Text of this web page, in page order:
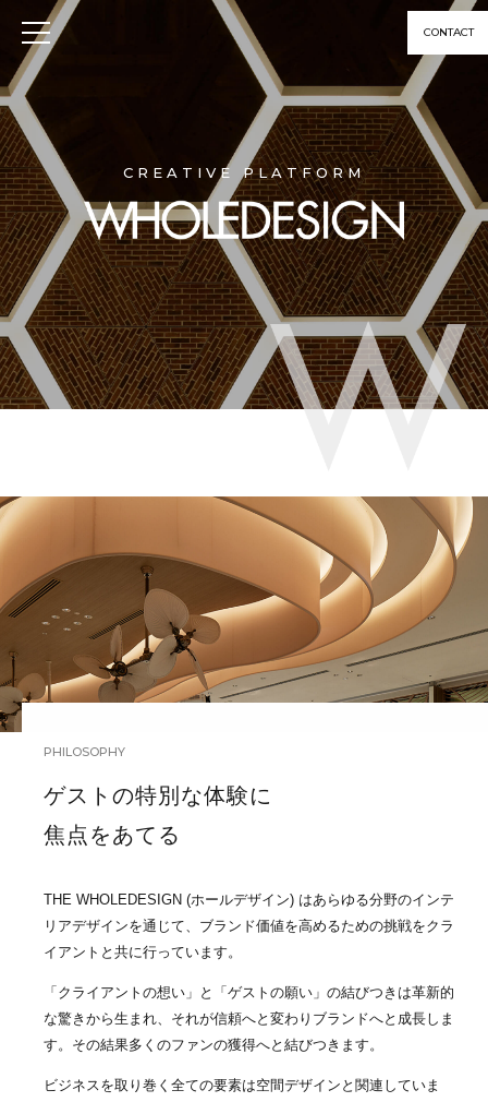
CONTACT
CREATIVE PLATFORM
PHILOSOPHY
ゲストの特別な体験に
焦点をあてる
THE WHOLEDESIGN (ホールデザイン) はあらゆる分野のインテ
リアデザインを通じて、ブランド価値を高めるための挑戦をクラ
イアントと共に行っています。
「クライアントの想い」と「ゲストの願い」の結びつきは革新的
な驚きから生まれ、それが信頼へと変わりブランドへと成長しま
す。その結果多くのファンの獲得へと結びつきます。
ビジネスを取り巻く全ての要素は空間デザインと関連していま